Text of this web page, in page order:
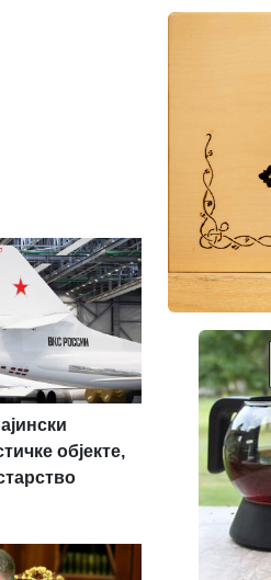
објекте,